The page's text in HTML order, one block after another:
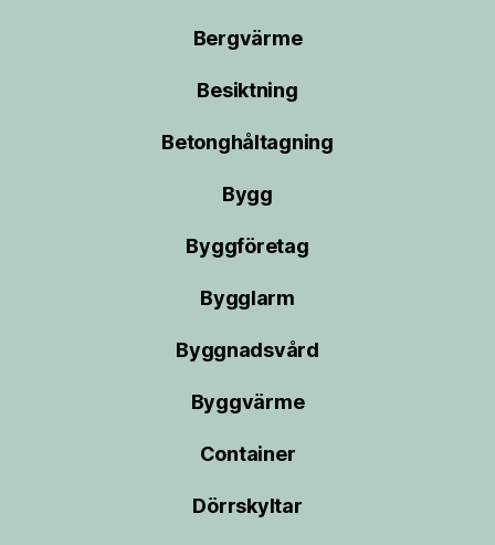
Bergvärme
Besiktning
Betonghåltagning
Bygg
Byggföretag
Bygglarm
Byggnadsvård
Byggvärme
Container
Dörrskyltar